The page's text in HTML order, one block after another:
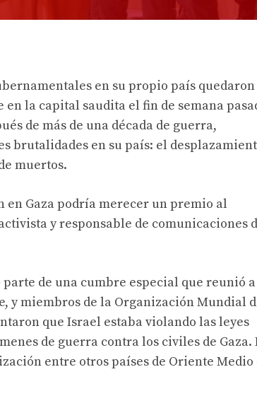
en su propio país quedaron
la capital saudita el fin de semana
de más de una década de guerra,
brutalidades en su país: el
muertos.
en Gaza podría merecer un premio al
y responsable de comunicaciones
de una cumbre especial que reunió a
y miembros de la Organización Mundial
que Israel estaba violando las leyes
de guerra contra los civiles de Gaza.
entre otros países de Oriente Medio